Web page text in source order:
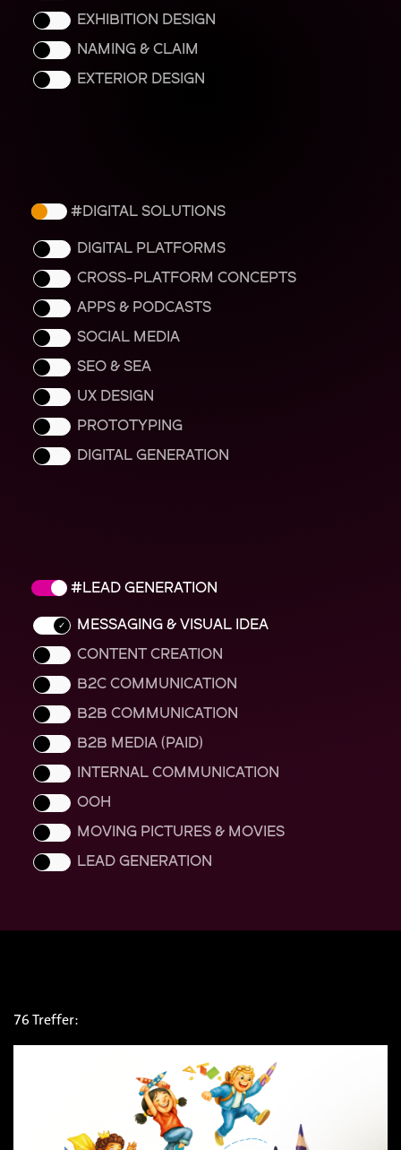
EXHIBITION DESIGN
NAMING & CLAIM
EXTERIOR DESIGN
DIGITAL SOLUTIONS
DIGITAL PLATFORMS
CROSS-PLATFORM CONCEPTS
APPS & PODCASTS
SOCIAL MEDIA
SEO & SEA
UX DESIGN
PROTOTYPING
DIGITAL GENERATION
LEAD GENERATION
MESSAGING & VISUAL IDEA
CONTENT CREATION
B2C COMMUNICATION
B2B COMMUNICATION
B2B MEDIA (PAID)
INTERNAL COMMUNICATION
OOH
MOVING PICTURES & MOVIES
LEAD GENERATION
76 Treffer: